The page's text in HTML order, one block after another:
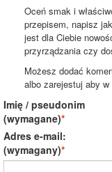
Oceń smak i
przepisem, napisz
jest dla Ciebie
przyrządzania czy
Możesz dodać
albo zarejestuj aby
Imię / pseudonim
(wymagane)
Adres e-mail:
(wymagany)